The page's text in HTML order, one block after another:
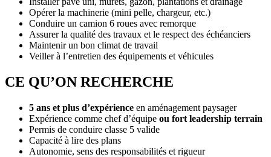
Opérer la machinerie (mini pelle, chargeur, etc.)
Conduire un camion 6 roues avec remorque
Assurer la qualité des travaux et le respect des échéanciers
Maintenir un bon climat de travail
Veiller à l’entretien des équipements et véhicules
CE QU’ON RECHERCHE
5 ans et plus d’expérience en aménagement paysager
Expérience comme chef d’équipe ou fort leadership terrain
Permis de conduire classe 5 valide
Capacité à lire des plans
Autonomie, sens des responsabilités et rigueur